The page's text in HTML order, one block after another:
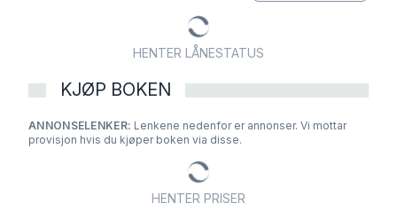
HENTER LÅNESTATUS
KJØP BOKEN
ANNONSELENKER: Lenkene nedenfor er annonser. Vi mottar
provisjon hvis du kjøper boken via disse.
HENTER PRISER